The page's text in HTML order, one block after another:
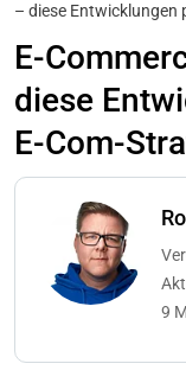
– diese Entwicklungen
E-
diese
E-Com-
9